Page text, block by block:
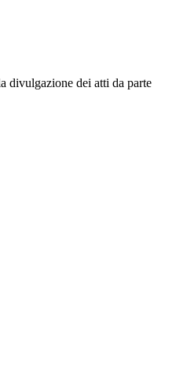
divulgazione dei atti da parte